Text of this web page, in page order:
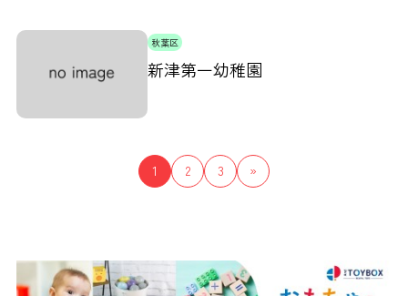
秋葉区
新津第一幼稚園
1 2 3 »